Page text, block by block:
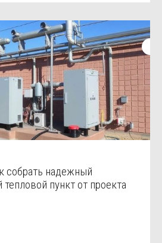
собрать надежный
пункт от проекта